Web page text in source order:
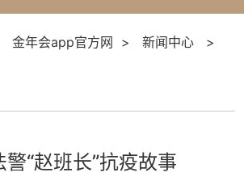
金年会app官方网 > 新闻中心 >
警“赵班长”抗疫故事